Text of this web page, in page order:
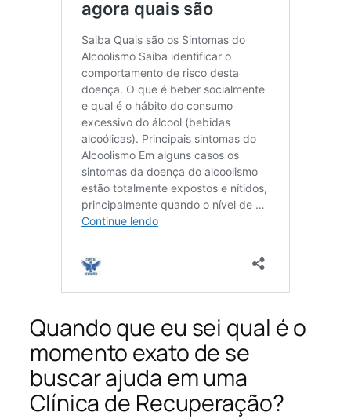
Quando que eu sei qual é o
momento exato de se
buscar ajuda em uma
Clínica de Recuperação?